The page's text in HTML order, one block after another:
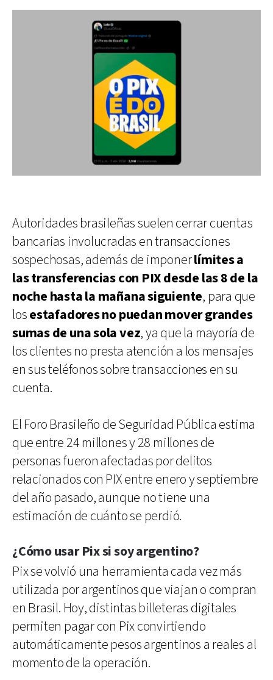
Autoridades brasileñas suelen cerrar cuentas
bancarias involucradas en transacciones
sospechosas, además de imponerlímites a
las transferencias con PIX desde las 8 de la
noche hasta la mañana siguiente, para que
losestafadores no puedan mover grandes
sumas de una sola vez, ya que la mayoría de
los clientes no presta atención a los mensajes
en sus teléfonos sobre transacciones en su
cuenta.
El Foro Brasileño de Seguridad Pública estima
que entre 24 millones y 28 millones de
personas fueron afectadas por delitos
relacionados con PIX entre enero y septiembre
del año pasado, aunque no tiene una
estimación de cuánto se perdió.
¿Cómo usar Pix si soy argentino?
Pix se volvió una herramienta cada vez más
utilizada por argentinos que viajan o compran
en Brasil. Hoy, distintas billeteras digitales
permiten pagar con Pix convirtiendo
automáticamente pesos argentinos a reales al
momento de la operación.